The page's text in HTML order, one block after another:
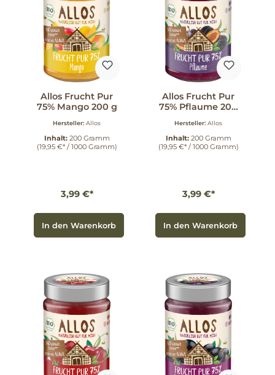
Allos Frucht Pur
75% Mango 200 g
Hersteller: Allos
Inhalt: 200 Gramm
(19,95 €* / 1000 Gramm)
3,99 €*
In den Warenkorb
Allos Frucht Pur
75% Pflaume 200
Hersteller: Allos
Inhalt: 200 Gramm
(19,95 €* / 1000 Gramm)
3,99 €*
In den Warenkorb